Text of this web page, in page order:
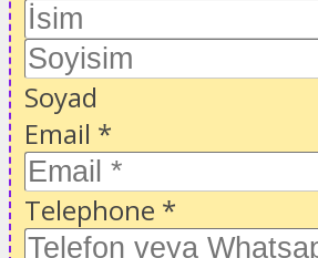
Soyad
Email *
Telephone *